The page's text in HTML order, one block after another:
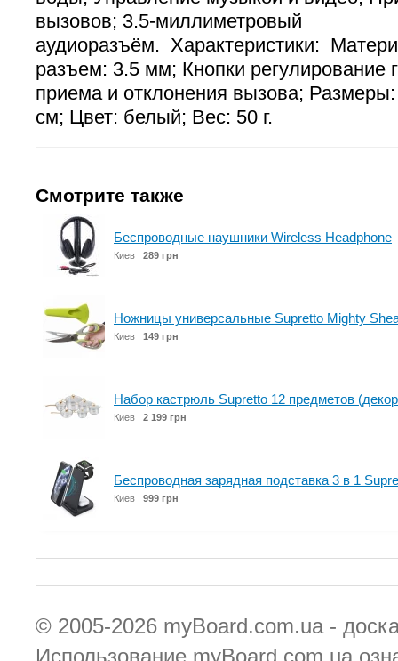
вызовов; 3.5-миллиметровый
аудиоразъём. Характеристики:
разъем: 3.5 мм; Кнопки регулирование
приема и отклонения вызова;
см; Цвет: белый; Вес: 50 г.
Смотрите также
Беспроводные наушники Wireless Headphone
Киев 289 грн
Ножницы универсальные Supretto Mighty
Киев 149 грн
Набор кастрюль Supretto 12 предметов
Киев 2 199 грн
Беспроводная зарядная подставка 3 в 1
Киев 999 грн
© 2005-2026 myBoard.com.ua -
Использование myBoard.com.ua